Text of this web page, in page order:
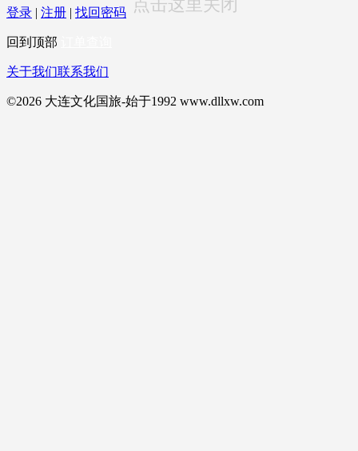
点击这里关闭
登录 | 注册 | 找回密码
回到顶部
关于我们联系我们
©2026 大连文化国旅-始于1992 www.dllxw.com